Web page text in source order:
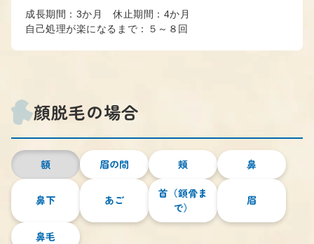
成長期間：3か月 休止期間：4か月
自己処理が楽になるまで：５～８回
顔脱毛の場合
額 眉の間 頬 鼻
鼻下 あご
首（鎖骨ま
で）
眉
鼻毛